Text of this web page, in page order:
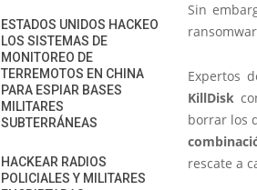
Sin
Expertos
KillDisk
borrar los
rescate a
ESTADOS UNIDOS HACKEO
LOS SISTEMAS DE
MONITOREO DE
TERREMOTOS EN CHINA
PARA ESPIAR BASES
MILITARES
SUBTERRÁNEAS
HACKEAR RADIOS
POLICIALES Y MILITARES